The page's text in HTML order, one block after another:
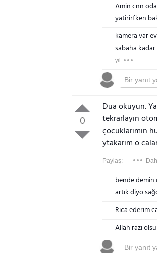
Amin cnn
yatirirfken
kamera var
sabaha
yıl
0
Dua okuyun.
tekrarlayın
çocuklarımın
ytakarım o
Paylaş:
bende demin
artık diyo
Rica ederim
Allah razı